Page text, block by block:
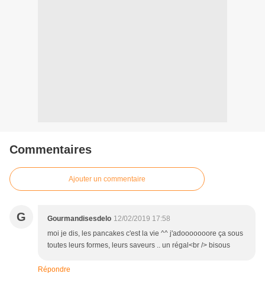
Commentaires
Ajouter un commentaire
G Gourmandisesdelo 12/02/2019 17:58
moi je dis, les pancakes c'est la vie ^^ j'adooooooore ça sous
toutes leurs formes, leurs saveurs .. un régal<br /> bisous
Répondre